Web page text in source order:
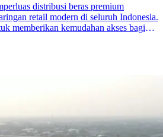
distribusi beras premium
retail modern di seluruh Indonesia.
memberikan kemudahan akses bagi